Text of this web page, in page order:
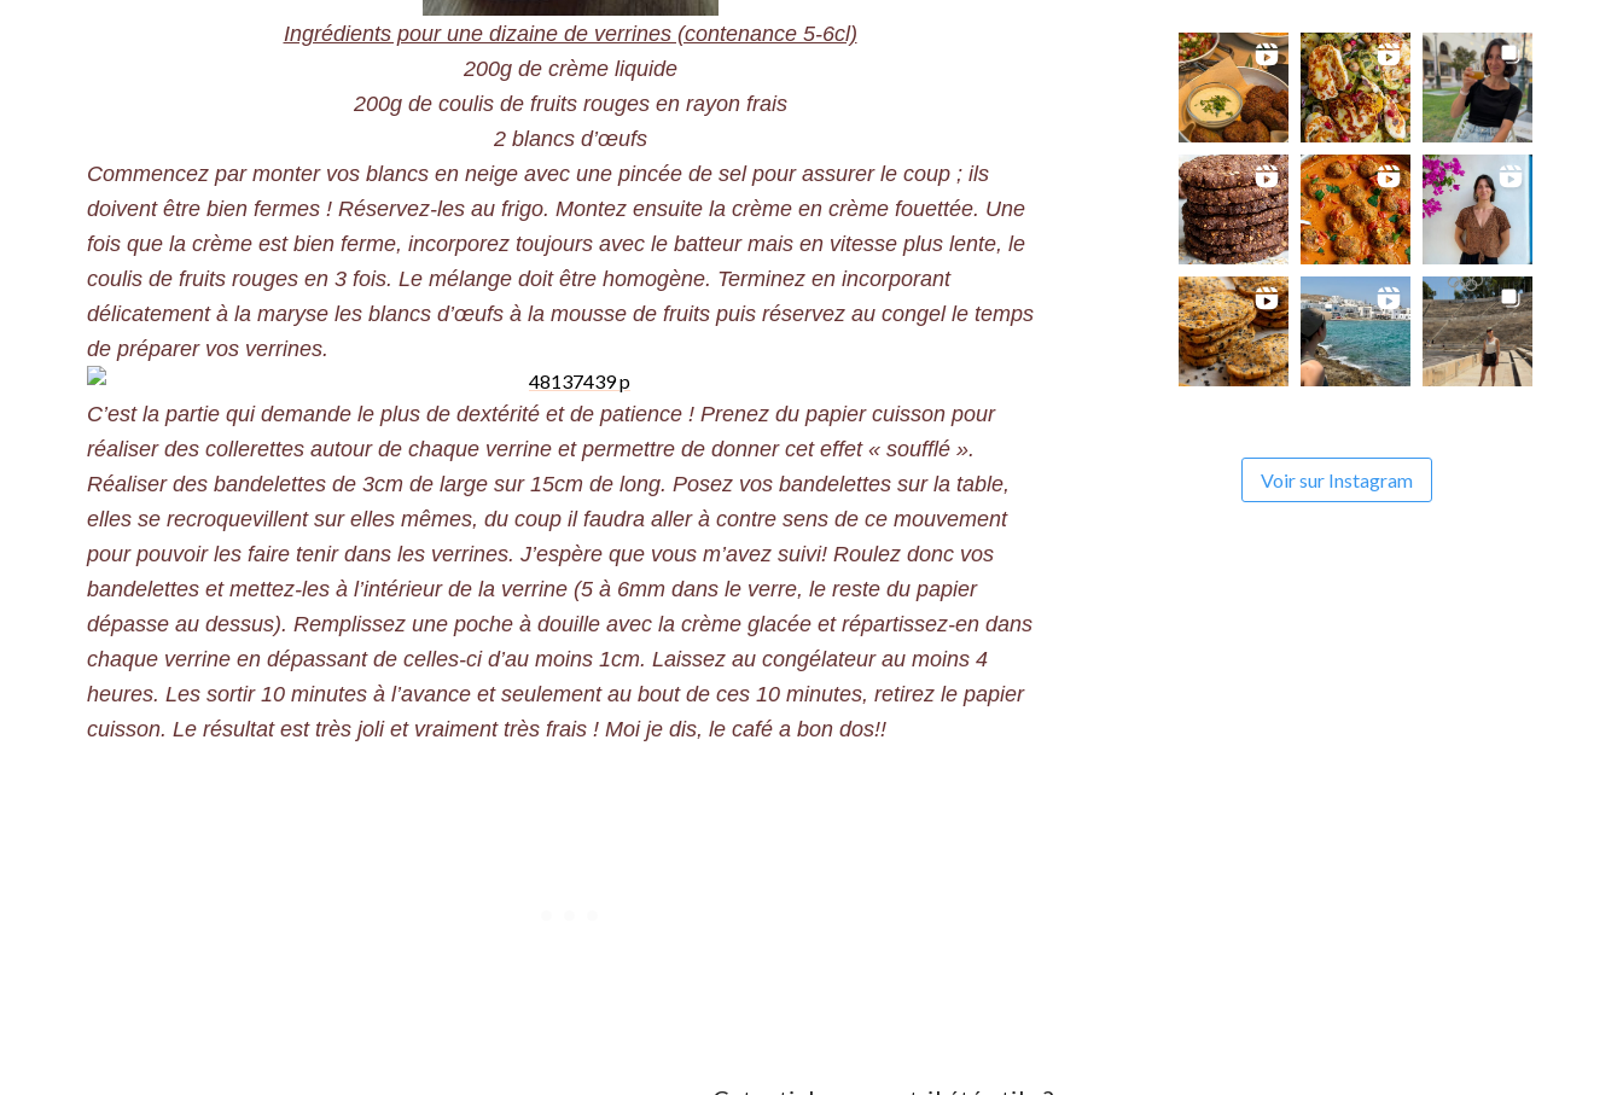
Ingrédients pour une dizaine de verrines (contenance 5-6cl)
200g de crème liquide
200g de coulis de fruits rouges en rayon frais
2 blancs d’œufs
Commencez par monter vos blancs en neige avec une pincée de sel pour assurer le coup ; ils
doivent être bien fermes ! Réservez-les au frigo. Montez ensuite la crème en crème fouettée. Une
fois que la crème est bien ferme, incorporez toujours avec le batteur mais en vitesse plus lente, le
coulis de fruits rouges en 3 fois. Le mélange doit être homogène. Terminez en incorporant
délicatement à la maryse les blancs d’œufs à la mousse de fruits puis réservez au congel le temps
de préparer vos verrines.
C’est la partie qui demande le plus de dextérité et de patience ! Prenez du papier cuisson pour
réaliser des collerettes autour de chaque verrine et permettre de donner cet effet « soufflé ».
Réaliser des bandelettes de 3cm de large sur 15cm de long. Posez vos bandelettes sur la table,
elles se recroquevillent sur elles mêmes, du coup il faudra aller à contre sens de ce mouvement
pour pouvoir les faire tenir dans les verrines. J’espère que vous m’avez suivi! Roulez donc vos
bandelettes et mettez-les à l’intérieur de la verrine (5 à 6mm dans le verre, le reste du papier
dépasse au dessus). Remplissez une poche à douille avec la crème glacée et répartissez-en dans
chaque verrine en dépassant de celles-ci d’au moins 1cm. Laissez au congélateur au moins 4
heures. Les sortir 10 minutes à l’avance et seulement au bout de ces 10 minutes, retirez le papier
cuisson. Le résultat est très joli et vraiment très frais ! Moi je dis, le café a bon dos!!
Voir sur Instagram